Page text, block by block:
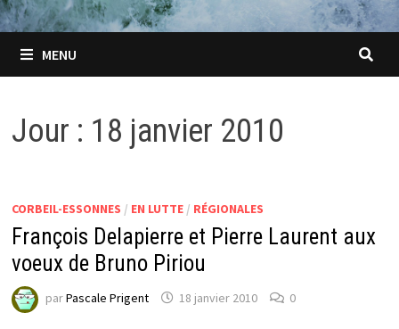
MENU
Jour : 18 janvier 2010
CORBEIL-ESSONNES / EN LUTTE/ RÉGIONALES
François Delapierre et Pierre Laurent aux
voeux de Bruno Piriou
parPascale Prigent 18 janvier 2010 0